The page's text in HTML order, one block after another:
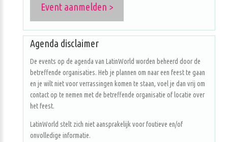
Event aanmelden >
Agenda disclaimer
De events op de agenda van LatinWorld worden beheerd door de
betreffende organisaties. Heb je plannen om naar een feest te gaan
en je wilt niet voor verrassingen komen te staan, voel je dan vrij om
contact op te nemen met de betreffende organisatie of locatie over
het feest.
LatinWorld stelt zich niet aansprakelijk voor foutieve en/of
onvolledige informatie.